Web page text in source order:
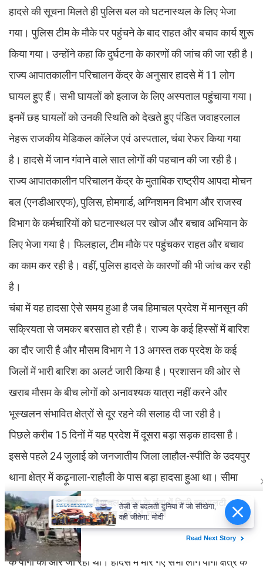
हादसे की सूचना मिलते ही पुलिस बल को घटनास्थल के लिए भेजा
गया। पुलिस टीम के मौके पर पहुंचने के बाद राहत और बचाव कार्य शुरू
किया गया। उन्होंने कहा कि दुर्घटना के कारणों की जांच की जा रही है।
राज्य आपातकालीन परिचालन केंद्र के अनुसार हादसे में 11 लोग
घायल हुए हैं। सभी घायलों को इलाज के लिए अस्पताल पहुंचाया गया।
इनमें छह घायलों को उनकी स्थिति को देखते हुए पंडित जवाहरलाल
नेहरू राजकीय मेडिकल कॉलेज एवं अस्पताल, चंबा रेफर किया गया
है। हादसे में जान गंवाने वाले सात लोगों की पहचान की जा रही है।
राज्य आपातकालीन परिचालन केंद्र के मुताबिक राष्ट्रीय आपदा मोचन
बल (एनडीआरएफ), पुलिस, होमगार्ड, अग्निशमन विभाग और राजस्व
विभाग के कर्मचारियों को घटनास्थल पर खोज और बचाव अभियान के
लिए भेजा गया है। फिलहाल, टीम मौके पर पहुंचकर राहत और बचाव
का काम कर रही है। वहीं, पुलिस हादसे के कारणों की भी जांच कर रही
है।
चंबा में यह हादसा ऐसे समय हुआ है जब हिमाचल प्रदेश में मानसून की
सक्रियता से जमकर बरसात हो रही है। राज्य के कई हिस्सों में बारिश
का दौर जारी है और मौसम विभाग ने 13 अगस्त तक प्रदेश के कई
जिलों में भारी बारिश का अलर्ट जारी किया है। प्रशासन की ओर से
खराब मौसम के बीच लोगों को अनावश्यक यात्रा नहीं करने और
भूस्खलन संभावित क्षेत्रों से दूर रहने की सलाह दी जा रही है।
पिछले करीब 15 दिनों में यह प्रदेश में दूसरा बड़ा सड़क हादसा है।
इससे पहले 24 जुलाई को जनजातीय जिला लाहौल-स्पीति के उदयपुर
थाना क्षेत्र में कढ़ूनाला-राहौली के पास बड़ा हादसा हुआ था। सीमा
सड़क संगठन (बीआरओ) की मुख्य सड़क पर पहाड़ी से अचानक भारी
चट्टान गिरने के बाद उसकी चपेट में एक टाटा सूमो आ गई थी। हादसे
में वाहन में सवार 13 लोगों की मौत हो गई थी। यह टाटा सूमो चंबा जिले
के पांगी की ओर जा रही थी। हादसे में मारे गए सभी लोग पांगी क्षेत्र के
तेजी से बदलती दुनिया में जो सीखेगा,
वही जीतेगा: मोदी